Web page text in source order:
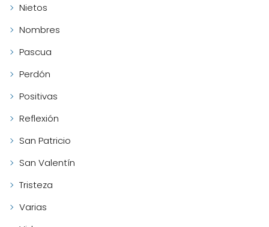
Nietos
Nombres
Pascua
Perdón
Positivas
Reflexión
San Patricio
San Valentín
Tristeza
Varias